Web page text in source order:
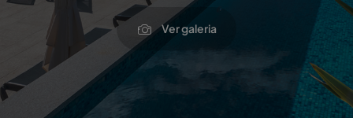
Ver galeria